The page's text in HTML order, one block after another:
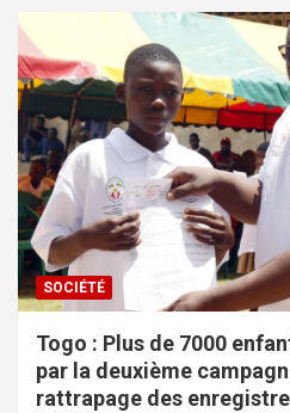
SOCIÉTÉ
Togo : Plus de 7000
par la deuxième
rattrapage des